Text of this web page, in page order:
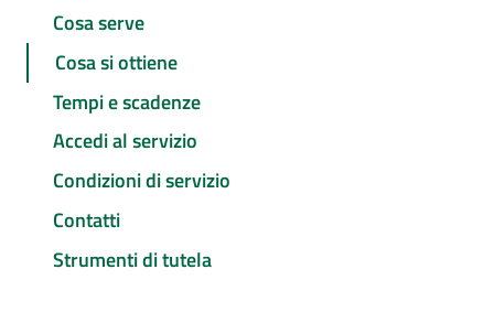
Cosa serve
Cosa si ottiene
Tempi e scadenze
Accedi al servizio
Condizioni di servizio
Contatti
Strumenti di tutela